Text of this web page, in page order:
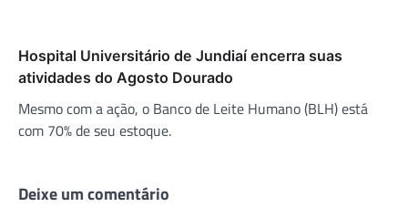
Hospital Universitário de Jundiaí encerra suas
atividades do Agosto Dourado
Mesmo com a ação, o Banco de Leite Humano (BLH) está
com 70% de seu estoque.
Deixe um comentário